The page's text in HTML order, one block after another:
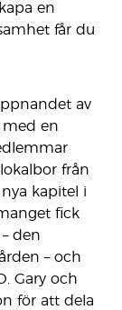
en
får du
av
med en
från
kapitel i
fick
den
– och
Gary och
för att dela